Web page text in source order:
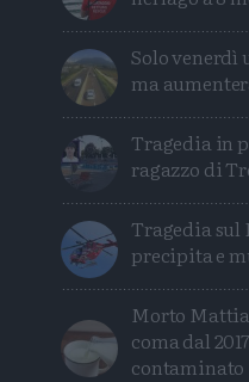
Solo venerdì
ma
Tragedia in
ragazzo di
Tragedia sul
precipita e
Morto
coma dal
contaminato